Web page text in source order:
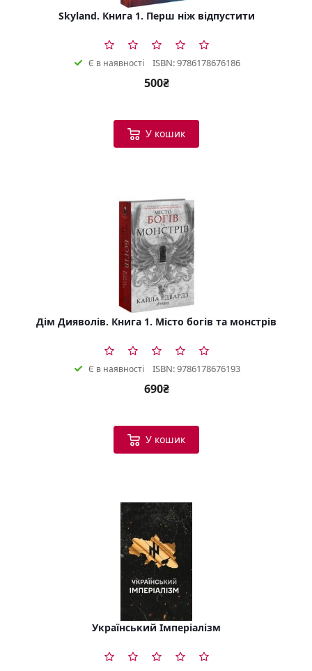
Skyland. Книга 1. Перш ніж відпустити
Є в наявності ISBN: 9786178676186
500₴
У кошик
Дім Дияволів. Книга 1. Місто богів та монстрів
Є в наявності ISBN: 9786178676193
690₴
У кошик
Український Імперіалізм